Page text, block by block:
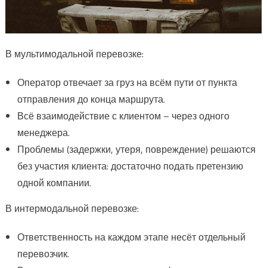
В мультимодальной перевозке:
Оператор отвечает за груз на всём пути от пункта
отправления до конца маршрута.
Всё взаимодействие с клиентом – через одного
менеджера.
Проблемы (задержки, утеря, повреждение) решаются
без участия клиента: достаточно подать претензию
одной компании.
В интермодальной перевозке:
Ответственность на каждом этапе несёт отдельный
перевозчик.